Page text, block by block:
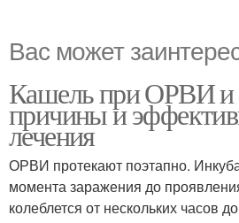
Вас может
Кашель при ОРВИ и
причины и
лечения
ОРВИ протекают поэтапно.
момента заражения до
колеблется от нескольких часов